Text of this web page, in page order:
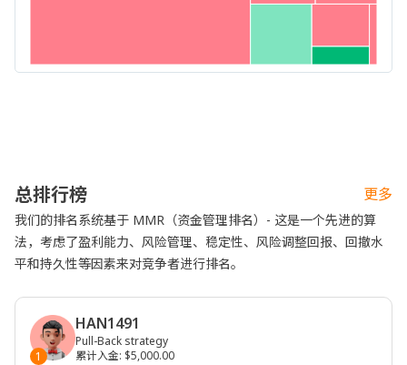
总排行榜 更多
我们的排名系统基于 MMR（资金管理排名）- 这是一个先进的算
法，考虑了盈利能力、风险管理、稳定性、风险调整回报、回撤水
平和持久性等因素来对竞争者进行排名。
1
HAN1491
Pull-Back strategy
累计入金: $5,000.00